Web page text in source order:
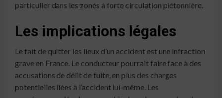
particulier dans les zones à forte circulation piétonnière.
Les implications légales
Le fait de quitter les lieux d’un accident est une infraction
grave en France. Le conducteur pourrait faire face à des
accusations de délit de fuite, en plus des charges
potentielles liées à l’accident lui-même. Les